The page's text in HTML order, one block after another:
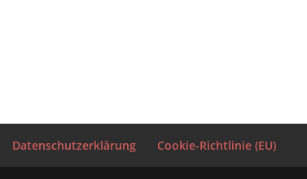
Datenschutzerklärung Cookie-Richtlinie (EU)